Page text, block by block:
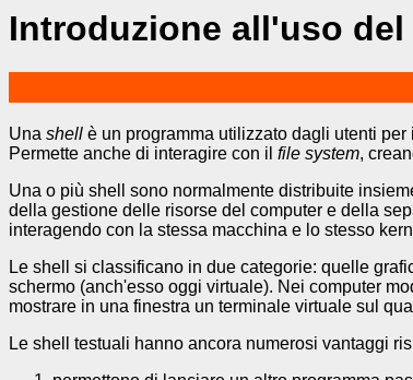
Introduzione all'uso del
Una shell è un programma utilizzato dagli utenti
Permette anche di interagire con il file system,
Una o più shell sono normalmente distribuite
della gestione delle risorse del computer e della
interagendo con la stessa macchina e lo stesso
Le shell si classificano in due categorie: quelle
schermo (anch'esso oggi virtuale). Nei computer
mostrare in una finestra un terminale virtuale sul
Le shell testuali hanno ancora numerosi vantaggi